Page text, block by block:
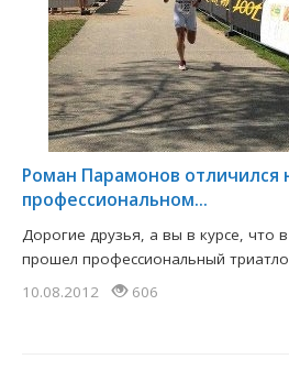
Роман Парамонов отличился
профессиональном...
Дорогие друзья, а вы в курсе,
прошел профессиональный
10.08.2012
606